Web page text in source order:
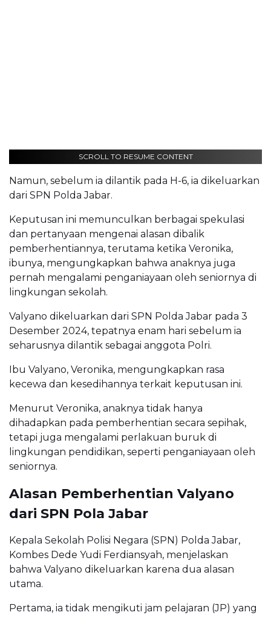
SCROLL TO RESUME CONTENT
Namun, sebelum ia dilantik pada H-6, ia dikeluarkan
dari SPN Polda Jabar.
Keputusan ini memunculkan berbagai spekulasi
dan pertanyaan mengenai alasan dibalik
pemberhentiannya, terutama ketika Veronika,
ibunya, mengungkapkan bahwa anaknya juga
pernah mengalami penganiayaan oleh seniornya di
lingkungan sekolah.
Valyano dikeluarkan dari SPN Polda Jabar pada 3
Desember 2024, tepatnya enam hari sebelum ia
seharusnya dilantik sebagai anggota Polri.
Ibu Valyano, Veronika, mengungkapkan rasa
kecewa dan kesedihannya terkait keputusan ini.
Menurut Veronika, anaknya tidak hanya
dihadapkan pada pemberhentian secara sepihak,
tetapi juga mengalami perlakuan buruk di
lingkungan pendidikan, seperti penganiayaan oleh
seniornya.
Alasan Pemberhentian Valyano
dari SPN Pola Jabar
Kepala Sekolah Polisi Negara (SPN) Polda Jabar,
Kombes Dede Yudi Ferdiansyah, menjelaskan
bahwa Valyano dikeluarkan karena dua alasan
utama.
Pertama, ia tidak mengikuti jam pelajaran (JP) yang